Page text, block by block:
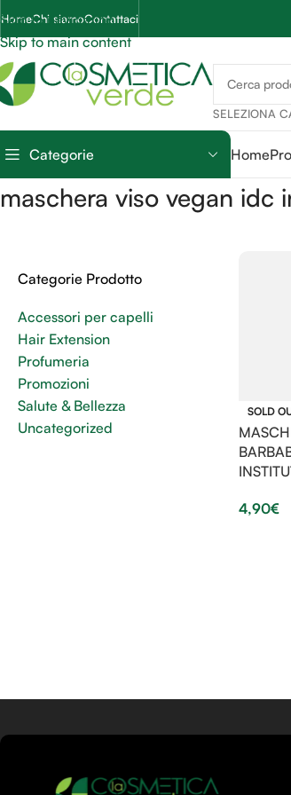
Skip to navigation
Skip to main content
HomeChi siamoContattaci
SELEZIONA
Categorie Home
maschera viso vegan idc
Categorie Prodotto
Accessori per capelli
Hair Extension
Profumeria
Promozioni
Salute & Bellezza
Uncategorized
SOLD
4,90€